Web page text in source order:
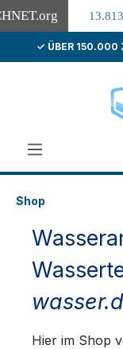
.org
springen
✓ ÜBER 150.000
Shop
Hier im Shop